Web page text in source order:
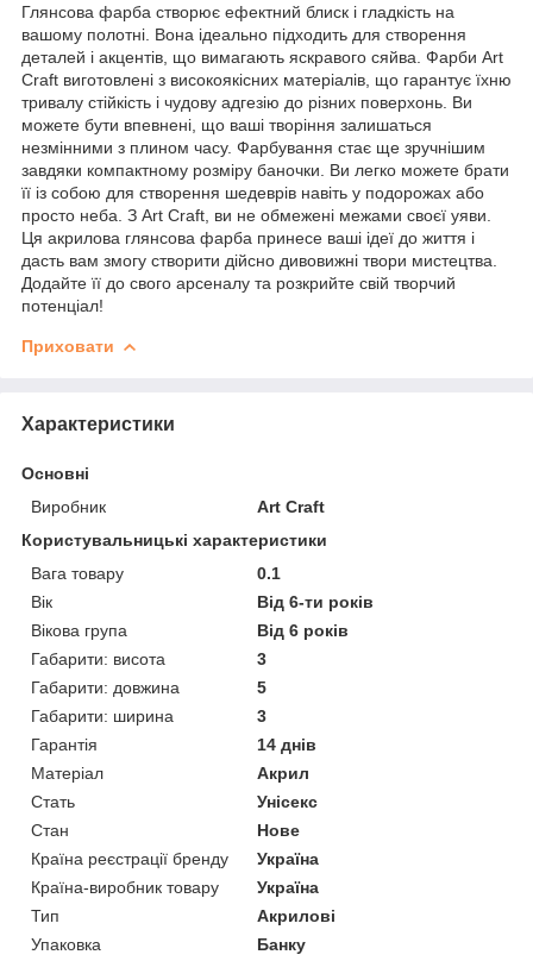
Глянсова фарба створює ефектний блиск і гладкість на
вашому полотні. Вона ідеально підходить для створення
деталей і акцентів, що вимагають яскравого сяйва. Фарби Art
Craft виготовлені з високоякісних матеріалів, що гарантує їхню
тривалу стійкість і чудову адгезію до різних поверхонь. Ви
можете бути впевнені, що ваші творіння залишаться
незмінними з плином часу. Фарбування стає ще зручнішим
завдяки компактному розміру баночки. Ви легко можете брати
її із собою для створення шедеврів навіть у подорожах або
просто неба. З Art Craft, ви не обмежені межами своєї уяви.
Ця акрилова глянсова фарба принесе ваші ідеї до життя і
дасть вам змогу створити дійсно дивовижні твори мистецтва.
Додайте її до свого арсеналу та розкрийте свій творчий
потенціал!
Приховати
Характеристики
Основні
Виробник
Art Craft
Користувальницькі характеристики
Вага товару
0.1
Вік
Від 6-ти років
Вікова група
Від 6 років
Габарити: висота
3
Габарити: довжина
5
Габарити: ширина
3
Гарантія
14 днів
Матеріал
Акрил
Стать
Унісекс
Стан
Нове
Країна реєстрації бренду
Україна
Країна-виробник товару
Україна
Тип
Акрилові
Упаковка
Банку